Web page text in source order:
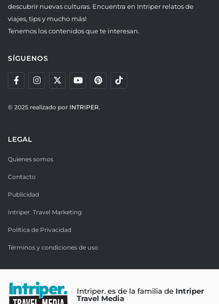
descubrir nuevas culturas. Encuentra en Intriper relatos de
viajes, tips y mucho más!
Tenemos los contenidos que te interesan.
SÍGUENOS
© 2025 realizado por INTRIPER.
LEGAL
Quienes somos
Contacto
Publicidad
Intriper. Travel Marketing
Política de Privacidad
Términos y condiciones de uso
Intriper. es de la familia de Intriper
Travel Media